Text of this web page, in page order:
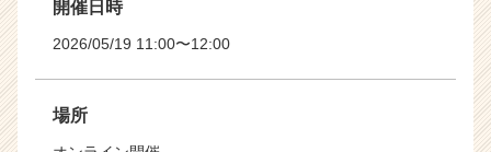
開催日時
2026/05/19 11:00〜12:00
場所